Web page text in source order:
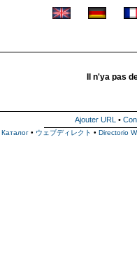
Il n'ya pas
Ajouter URL •
Каталог • ウェブディレクト • Directorio